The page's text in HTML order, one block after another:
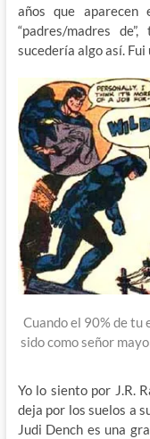
años que
“padres/madres
sucedería algo así.
Cuando el 90% de tu
sido como señor
Yo lo siento por J.R.
deja por los suelos a
Judi Dench es una